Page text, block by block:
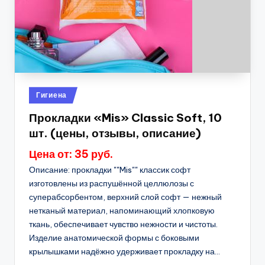
Опубликовано
в
Гигиена
Прокладки «Mis» Classic Soft, 10
шт. (цены, отзывы, описание)
Цена от: 35 руб.
Описание: прокладки ""Mis"" классик софт
изготовлены из распушённой целлюлозы с
суперабсорбентом, верхний слой софт — нежный
нетканый материал, напоминающий хлопковую
ткань, обеспечивает чувство нежности и чистоты.
Изделие анатомической формы с боковыми
крылышками надёжно удерживает прокладку на...